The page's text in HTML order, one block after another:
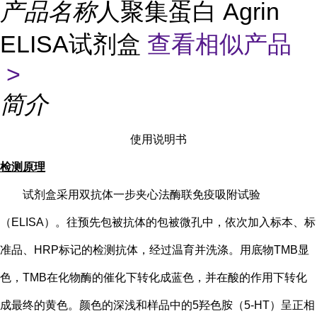
产品名称人聚集蛋白 Agrin
ELISA试剂盒 查看相似产品
>
简介
使用说明书
检测原理
试剂盒采用双抗体一步夹心法酶联免疫吸附试验
（ ELISA）。往预先包被抗体的包被微孔中，依次加入标本、标
准品、HRP标记的检测抗体，经过温育并洗涤。用底物TMB显
色，TMB在化物酶的催化下转化成蓝色，并在酸的作用下转化
成最终的黄色。颜色的深浅和样品中的5羟色胺（5-HT） 呈正相